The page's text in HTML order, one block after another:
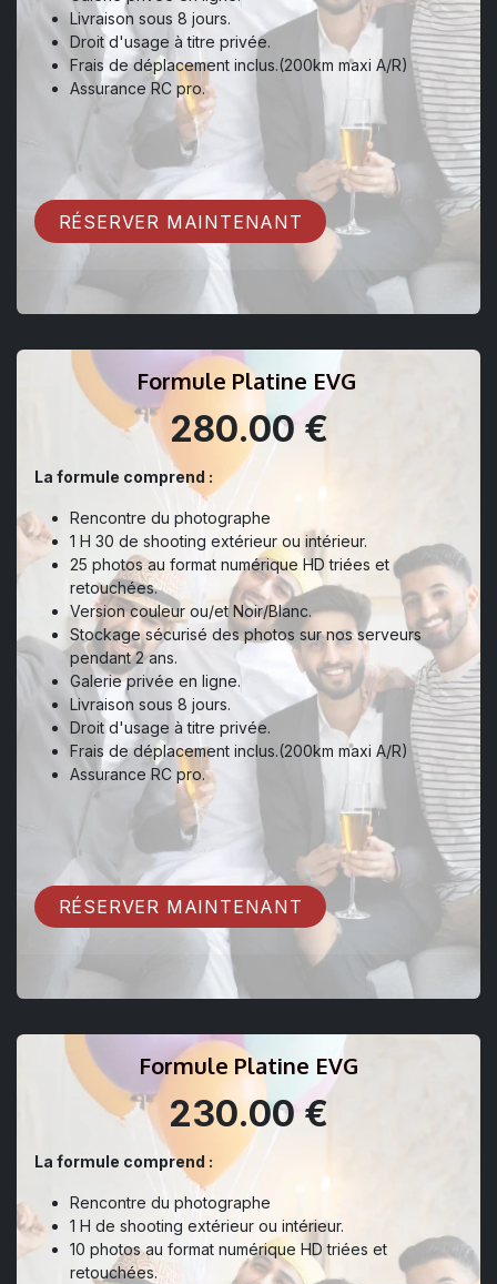
Livraison sous 8 jours.
Droit d'usage à titre privée.
Frais de déplacement inclus.(200km maxi A/R)
Assurance RC pro.
RÉSERVER MAINTENANT
Formule Platine EVG
280.00 €
La formule comprend :
Rencontre du photographe
1 H 30 de shooting extérieur ou intérieur.
25 photos au format numérique HD triées et
retouchées.
Version couleur ou/et Noir/Blanc.
Stockage sécurisé des photos sur nos serveurs
pendant 2 ans.
Galerie privée en ligne.
Livraison sous 8 jours.
Droit d'usage à titre privée.
Frais de déplacement inclus.(200km maxi A/R)
Assurance RC pro.
RÉSERVER MAINTENANT
Formule Platine EVG
230.00 €
La formule comprend :
Rencontre du photographe
1 H de shooting extérieur ou intérieur.
10 photos au format numérique HD triées et
retouchées.